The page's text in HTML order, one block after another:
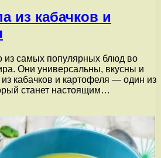
из кабачков и
самых популярных блюд во
Они универсальны, вкусны и
кабачков и картофеля — один из
станет настоящим…